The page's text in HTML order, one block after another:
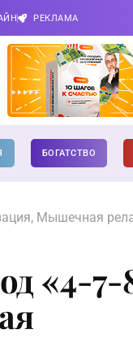
РЕКЛАМА
БОГАТСТВО
Мышечная
«4-7-